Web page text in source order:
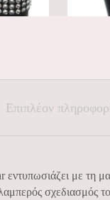
Επιπλέον
με τη
σχεδιασμός